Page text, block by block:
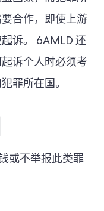
合作，即使上游
诉。 6AMLD 还
诉个人时必须考
罪所在国。
或不举报此类罪